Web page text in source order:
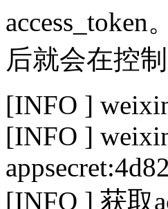
后就会在控
[INFO ]
[INFO ]
[INFO ] 获取